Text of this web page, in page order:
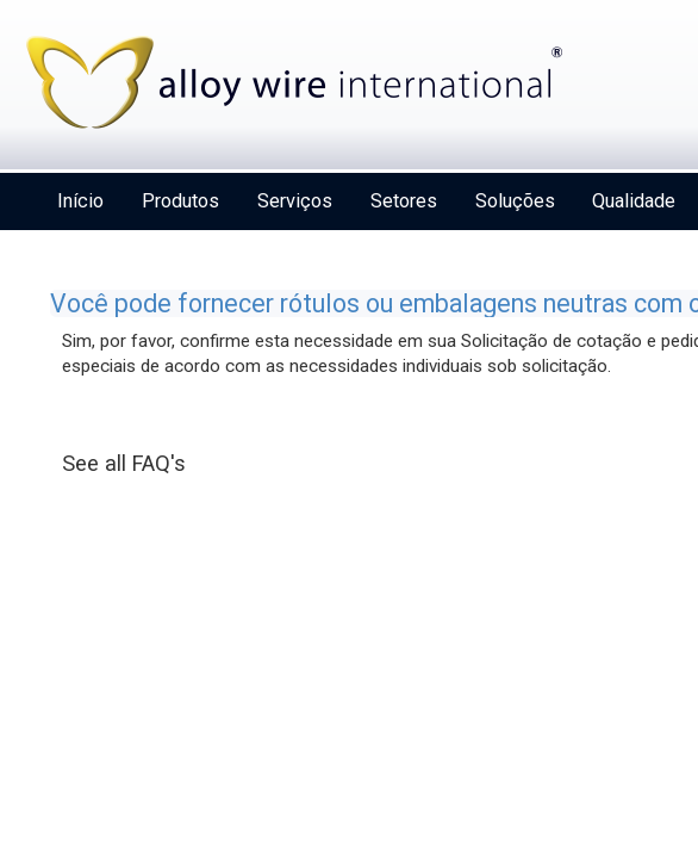
Início Produtos Serviços Setores Soluções Qualidade
Você pode fornecer rótulos ou embalagens neutras com
Sim, por favor, confirme esta necessidade em sua Solicitação de cotação e
especiais de acordo com as necessidades individuais sob solicitação.
See all FAQ's